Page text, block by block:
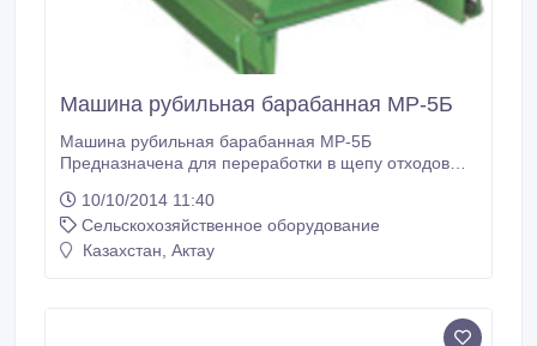
Машина рубильная барабанная МР-5Б
Машина рубильная барабанная МР-5Б
Предназначена для переработки в щепу отходов
производства, кусковых отходов и доизмельчения
крупной щепы после сортировки. Машина имеет
нижний выброс щепы. Подробные технические
10/10/2014 11:40
Сельскохозяйственное оборудование
Казахстан, Актау